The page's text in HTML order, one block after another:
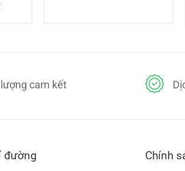
cam kết
đường Chính